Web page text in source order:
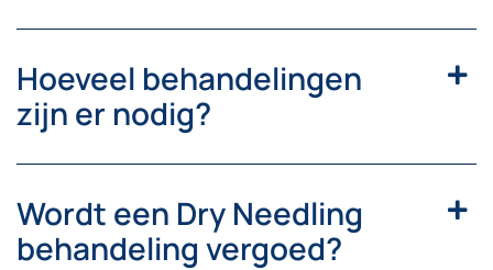
Hoeveel behandelingen
zijn er nodig?
Wordt een Dry Needling
behandeling vergoed?